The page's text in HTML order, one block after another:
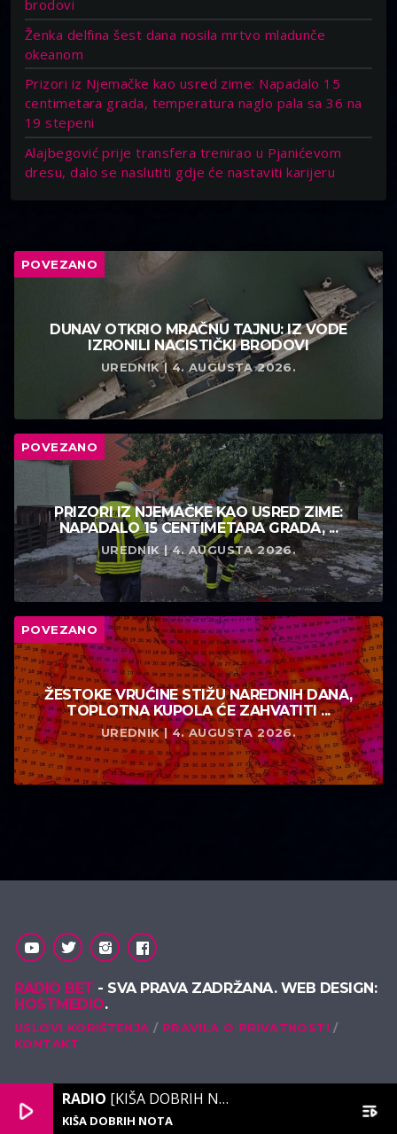
brodovi
Ženka delfina šest dana nosila mrtvo mladunče
okeanom
Prizori iz Njemačke kao usred zime: Napadalo 15
centimetara grada, temperatura naglo pala sa 36 na
19 stepeni
Alajbegović prije transfera trenirao u Pjanićevom
dresu, dalo se naslutiti gdje će nastaviti karijeru
POVEZANO
DUNAV OTKRIO MRAČNU TAJNU: IZ VODE
IZRONILI NACISTIČKI BRODOVI
UREDNIK | 4. AUGUSTA 2026.
POVEZANO
PRIZORI IZ NJEMAČKE KAO USRED ZIME:
NAPADALO 15 CENTIMETARA GRADA, ...
UREDNIK | 4. AUGUSTA 2026.
POVEZANO
ŽESTOKE VRUĆINE STIŽU NAREDNIH DANA,
TOPLOTNA KUPOLA ĆE ZAHVATITI ...
UREDNIK | 4. AUGUSTA 2026.
RADIO BET - SVA PRAVA ZADRŽANA. WEB DESIGN:
HOSTMEDIO.
USLOVI KORIŠTENJA
PRAVILA O PRIVATNOSTI
KONTAKT
play_arrow RADIO [KIŠA DOBRIH NOTA]
KIŠA DOBRIH NOTA playlist_play